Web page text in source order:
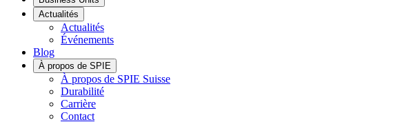
Actualités
Actualités
Événements
Blog
À propos de SPIE
À propos de SPIE Suisse
Durabilité
Carrière
Contact